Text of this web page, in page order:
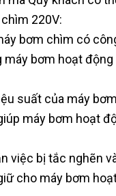
220V:
bơm chìm có
máy bơm hoạt động
suất của máy
máy bơm hoạt
việc bị tắc nghẽn
cho máy bơm